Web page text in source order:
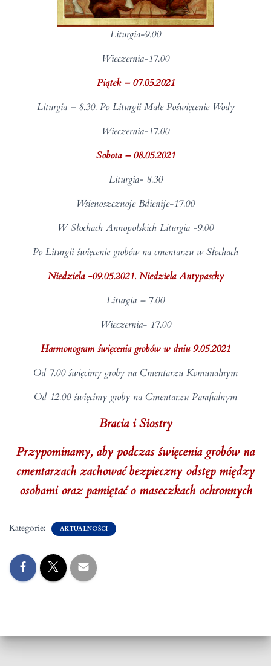
Liturgia-9.00
Wieczernia-17.00
Piątek – 07.05.2021
Liturgia – 8.30. Po Liturgii Małe Poświęcenie Wody
Wieczernia-17.00
Sobota – 08.05.2021
Liturgia- 8.30
Wsienoszcznoje Bdienije-17.00
W Słochach Annopolskich Liturgia -9.00
Po Liturgii święcenie grobów na cmentarzu w Słochach
Niedziela -09.05.2021. Niedziela Antypaschy
Liturgia – 7.00
Wieczernia- 17.00
Harmonogram święcenia grobów w dniu 9.05.2021
Od 7.00 święcimy groby na Cmentarzu Komunalnym
Od 12.00 święcimy groby na Cmentarzu Parafialnym
Bracia i Siostry
Przypominamy, aby podczas święcenia grobów na
cmentarzach zachować bezpieczny odstęp między
osobami oraz pamiętać o maseczkach ochronnych
Kategorie: AKTUALNOŚCI